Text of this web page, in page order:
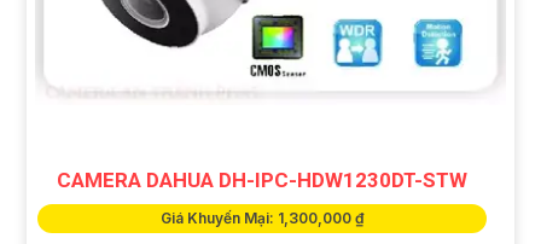
CAMERA DAHUA DH-IPC-HDW1230DT-STW
Giá Khuyến Mại: 1,300,000 ₫